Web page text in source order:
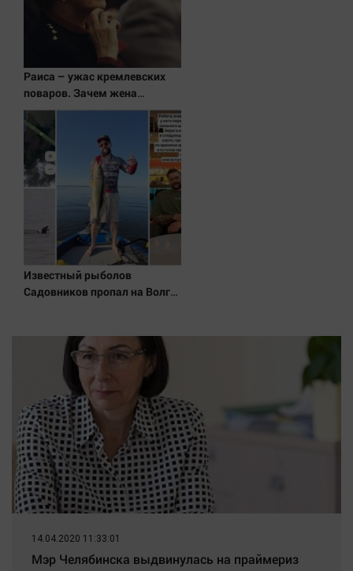
Раиса – ужас кремлевских
поваров. Зачем жена
Горбачева требовала пять
видов каши каждое утро?
Известный рыболов
Садовников пропал на Волге
14.04.2020 11:33:01
Мэр Челябинска выдвинулась на праймериз